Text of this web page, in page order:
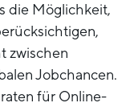
die Möglichkeit,
zwischen
Jobchancen.
für Online-